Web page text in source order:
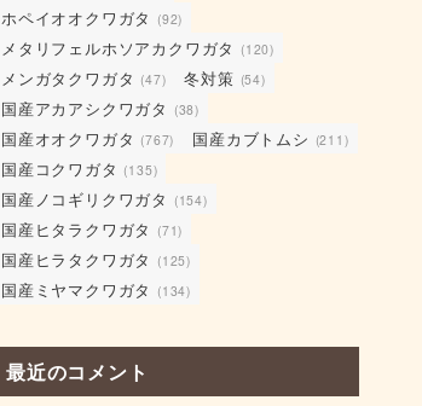
ホペイオオクワガタ (92)
メタリフェルホソアカクワガタ (120)
メンガタクワガタ (47) 冬対策 (54)
国産アカアシクワガタ (38)
国産オオクワガタ (767) 国産カブトムシ (211)
国産コクワガタ (135)
国産ノコギリクワガタ (154)
国産ヒタラクワガタ (71)
国産ヒラタクワガタ (125)
国産ミヤマクワガタ (134)
最近のコメント